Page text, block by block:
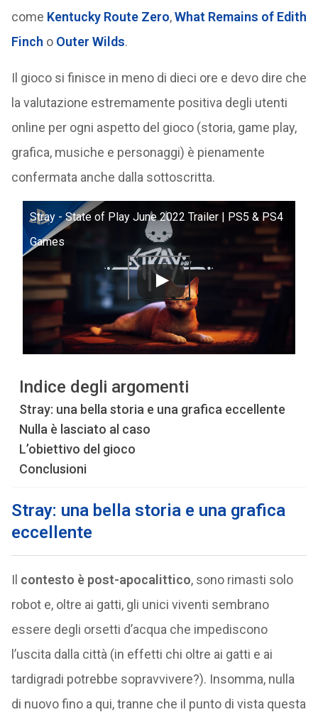
come Kentucky Route Zero,What Remains of Edith
Finch o Outer Wilds.
Il gioco si finisce in meno di dieci ore e devo dire che
la valutazione estremamente positiva degli utenti
online per ogni aspetto del gioco (storia, game play,
grafica, musiche e personaggi) è pienamente
confermata anche dalla sottoscritta.
Stray - State of Play June 2022 Trailer | PS5 & PS4
Games
Indice degli argomenti
Stray: una bella storia e una grafica eccellente
Nulla è lasciato al caso
L’obiettivo del gioco
Conclusioni
Stray: una bella storia e una grafica
eccellente
Il contesto è post-apocalittico, sono rimasti solo
robot e, oltre ai gatti, gli unici viventi sembrano
essere degli orsetti d’acqua che impediscono
l’uscita dalla città (in effetti chi oltre ai gatti e ai
tardigradi potrebbe sopravvivere?). Insomma, nulla
di nuovo fino a qui, tranne che il punto di vista questa